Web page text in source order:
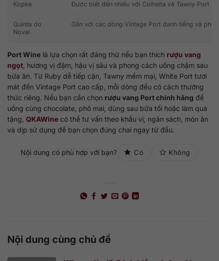
Kopke Được biết đến nhiều với Colheita và Tawny Port
Quinta do
Noval
Gắn với các dòng Vintage Port danh tiếng và
Port Wine là lựa chọn rất đáng thử nếu bạn thích rượu vang
ngọt , hương vị đậm, hậu vị sâu và phong cách uống chậm sau
bữa ăn. Từ Ruby dễ tiếp cận, Tawny mềm mại, White Port tươi
mát đến Vintage Port cao cấp, mỗi dòng đều có cách thưởng
thức riêng. Nếu bạn cần chọn rượu vang Port chính hãng để
uống cùng chocolate, phô mai, dùng sau bữa tối hoặc làm quà
tặng, QKAWine có thể tư vấn theo khẩu vị, ngân sách, món ăn
và dịp sử dụng để bạn chọn đúng chai ngay từ đầu.
Nội dung có phù hợp với bạn? Có Không
Nội dung cùng chủ đề